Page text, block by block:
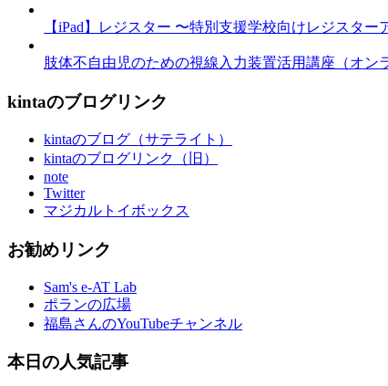
【iPad】レジスター 〜特別支援学校向けレジスター
肢体不自由児のための視線入力装置活用講座（オン
kintaのブログリンク
kintaのブログ（サテライト）
kintaのブログリンク（旧）
note
Twitter
マジカルトイボックス
お勧めリンク
Sam's e-AT Lab
ポランの広場
福島さんのYouTubeチャンネル
本日の人気記事